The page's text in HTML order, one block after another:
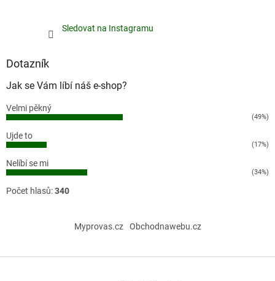
Sledovat na Instagramu
Dotazník
Jak se Vám líbí náš e-shop?
Velmi pěkný
(49%)
Ujde to
(17%)
Nelíbí se mi
(34%)
Počet hlasů:340
Myprovas.cz Obchodnawebu.cz